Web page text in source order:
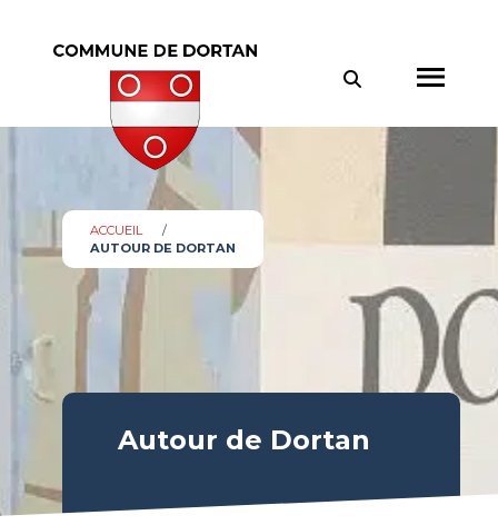
ACCUEIL
/
AUTOUR DE DORTAN
Autour de Dortan